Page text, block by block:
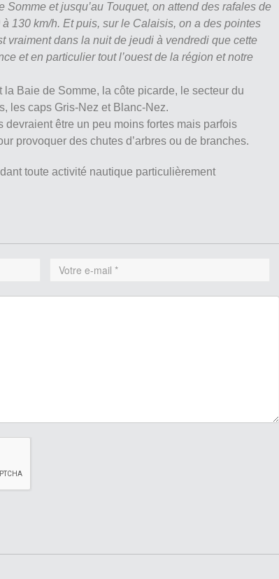
Somme et jusqu’au Touquet, on attend des rafales de
130 km/h. Et puis, sur le Calaisis, on a des pointes
vraiment dans la nuit de jeudi à vendredi que cette
et en particulier tout l’ouest de la région et notre
Baie de Somme, la côte picarde, le secteur du
les caps Gris-Nez et Blanc-Nez.
devraient être un peu moins fortes mais parfois
provoquer des chutes d’arbres ou de branches.
toute activité nautique particulièrement